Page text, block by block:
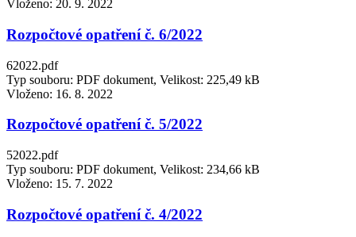
Vloženo: 20. 9. 2022
Rozpočtové opatření č. 6/2022
62022.pdf
Typ souboru: PDF dokument, Velikost: 225,49 kB
Vloženo: 16. 8. 2022
Rozpočtové opatření č. 5/2022
52022.pdf
Typ souboru: PDF dokument, Velikost: 234,66 kB
Vloženo: 15. 7. 2022
Rozpočtové opatření č. 4/2022